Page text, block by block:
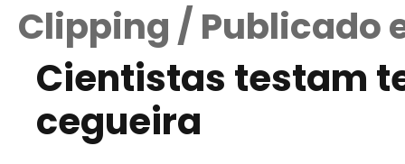
Clipping / Publicado
Cientistas testam
cegueira